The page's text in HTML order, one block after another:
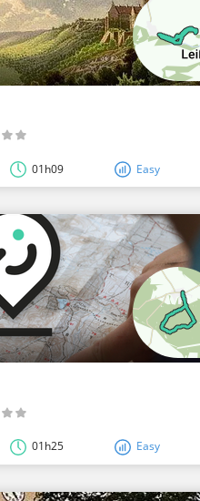
01h09 Easy
01h25 Easy